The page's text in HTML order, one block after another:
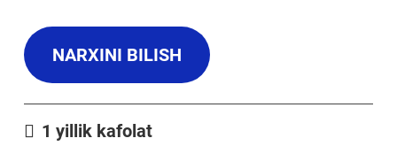
NARXINI BILISH
1 yillik kafolat